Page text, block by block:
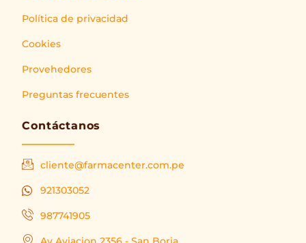
Política de privacidad
Cookies
Provehedores
Preguntas frecuentes
Contáctanos
cliente@farmacenter.com.pe
921303052
987741905